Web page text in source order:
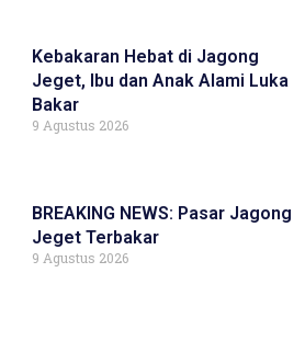
Kebakaran Hebat di Jagong
Jeget, Ibu dan Anak Alami Luka
Bakar
9 Agustus 2026
BREAKING NEWS: Pasar Jagong
Jeget Terbakar
9 Agustus 2026